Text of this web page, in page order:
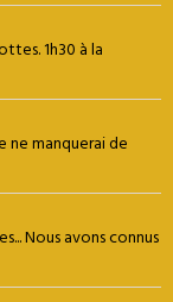
1h30 à la
ne manquerai de
Nous avons connus